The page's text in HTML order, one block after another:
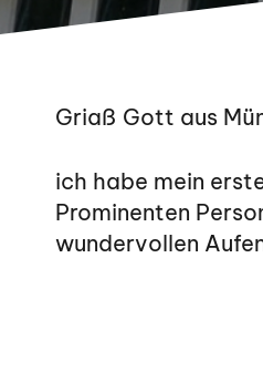
Griaß Gott aus
ich habe mein
Prominenten
wundervollen